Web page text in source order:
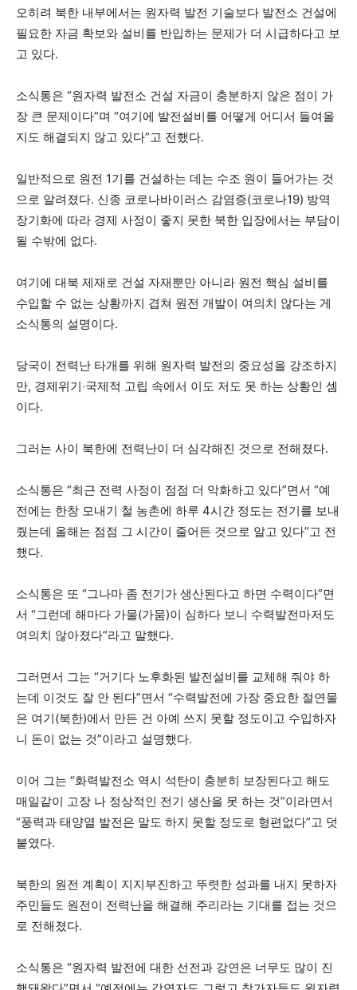
오히려 북한 내부에서는 원자력 발전 기술보다 발전소 건설에
필요한 자금 확보와 설비를 반입하는 문제가 더 시급하다고 보
고 있다.
소식통은 “원자력 발전소 건설 자금이 충분하지 않은 점이 가
장 큰 문제이다”며 “여기에 발전설비를 어떻게 어디서 들여올
지도 해결되지 않고 있다”고 전했다.
일반적으로 원전 1기를 건설하는 데는 수조 원이 들어가는 것
으로 알려졌다. 신종 코로나바이러스 감염증(코로나19) 방역
장기화에 따라 경제 사정이 좋지 못한 북한 입장에서는 부담이
될 수밖에 없다.
여기에 대북 제재로 건설 자재뿐만 아니라 원전 핵심 설비를
수입할 수 없는 상황까지 겹쳐 원전 개발이 여의치 않다는 게
소식통의 설명이다.
당국이 전력난 타개를 위해 원자력 발전의 중요성을 강조하지
만, 경제위기‧국제적 고립 속에서 이도 저도 못 하는 상황인 셈
이다.
그러는 사이 북한에 전력난이 더 심각해진 것으로 전해졌다.
소식통은 “최근 전력 사정이 점점 더 악화하고 있다”면서 “예
전에는 한창 모내기 철 농촌에 하루 4시간 정도는 전기를 보내
줬는데 올해는 점점 그 시간이 줄어든 것으로 알고 있다”고 전
했다.
소식통은 또 “그나마 좀 전기가 생산된다고 하면 수력이다”면
서 “그런데 해마다 가물(가뭄)이 심하다 보니 수력발전마저도
여의치 않아졌다”라고 말했다.
그러면서 그는 “거기다 노후화된 발전설비를 교체해 줘야 하
는데 이것도 잘 안 된다”면서 “수력발전에 가장 중요한 절연물
은 여기(북한)에서 만든 건 아예 쓰지 못할 정도이고 수입하자
니 돈이 없는 것”이라고 설명했다.
이어 그는 “화력발전소 역시 석탄이 충분히 보장된다고 해도
매일같이 고장 나 정상적인 전기 생산을 못 하는 것”이라면서
“풍력과 태양열 발전은 말도 하지 못할 정도로 형편없다”고 덧
붙였다.
북한의 원전 계획이 지지부진하고 뚜렷한 성과를 내지 못하자
주민들도 원전이 전력난을 해결해 주리라는 기대를 접는 것으
로 전해졌다.
소식통은 “원자력 발전에 대한 선전과 강연은 너무도 많이 진